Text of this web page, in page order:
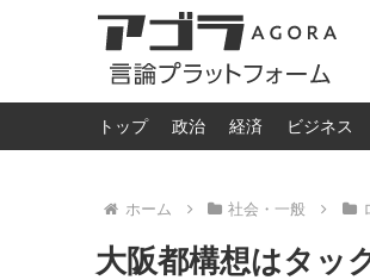
トップ 政治 経済 ビジネス
ホーム 社会・一般
大阪都構想はタッ